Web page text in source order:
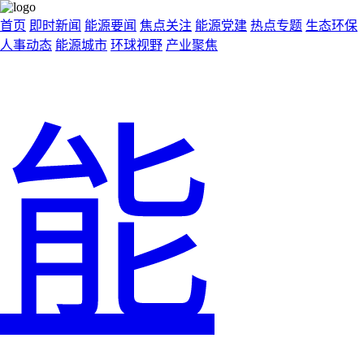
首页 即时新闻 能源要闻 焦点关注 能源党建 热点专题 生态环保
人事动态 能源城市 环球视野 产业聚焦
能